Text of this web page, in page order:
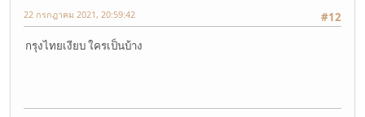
#12
22 กรกฎาคม 2021, 20:59:42
กรุงไทยเงียบ ใครเป็นบ้าง